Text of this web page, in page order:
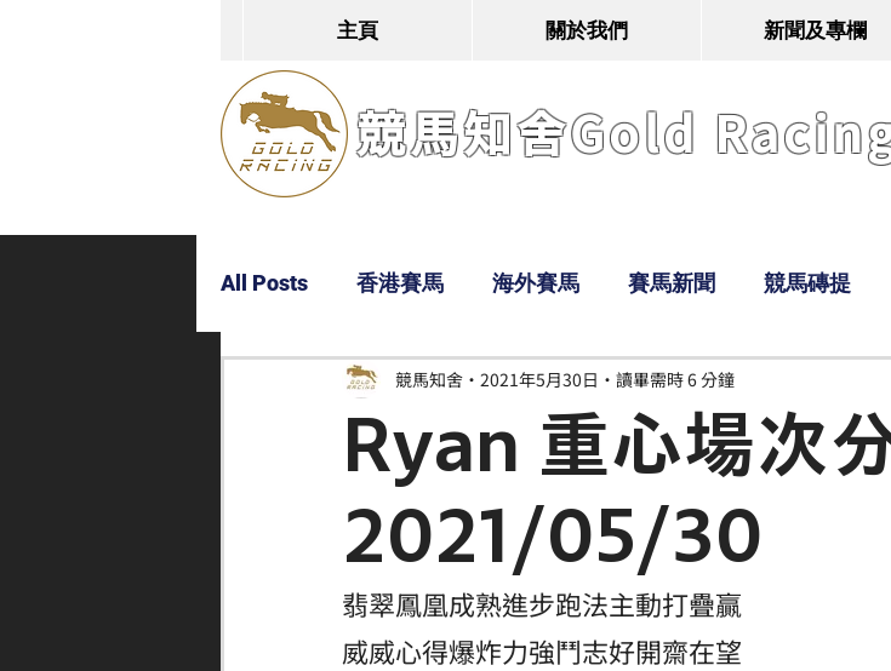
主頁 關於我們 新聞及專欄
競馬知舍Gold
All Posts 香港賽馬 海外賽馬 賽馬新聞 競馬磚提
Bobby 超仔 Tony 鹿
Ryan 重心場次
2021/05/30
競馬知舍 2021年5月30日 讀畢需時 6 分鐘
翡翠鳳凰成熟進步跑法主動打疊贏
威威心得爆炸力強鬥志好開齋在望